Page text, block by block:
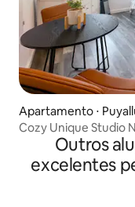
Apartamento ⋅
Cozy Unique Studio
Outros
excelentes